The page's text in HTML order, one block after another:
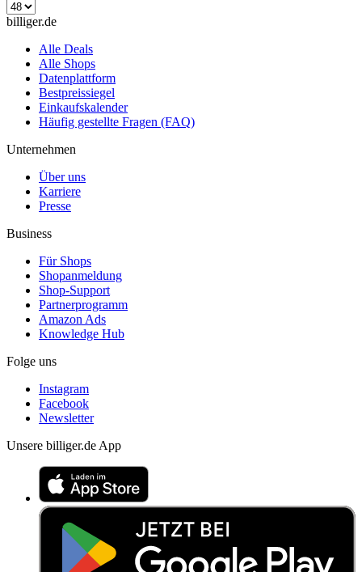
billiger.de
Alle Deals
Alle Shops
Datenplattform
Bestpreissiegel
Einkaufskalender
Häufig gestellte Fragen (FAQ)
Unternehmen
Über uns
Karriere
Presse
Business
Für Shops
Shopanmeldung
Shop-Support
Partnerprogramm
Amazon Ads
Knowledge Hub
Folge uns
Instagram
Facebook
Newsletter
Unsere billiger.de App